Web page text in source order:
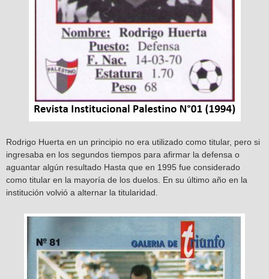
Rodrigo Huerta en un principio no era utilizado como titular, pero si
ingresaba en los segundos tiempos para afirmar la defensa o
aguantar algún resultado Hasta que en 1995 fue considerado
como titular en la mayoría de los duelos. En su último año en la
institución volvió a alternar la titularidad.